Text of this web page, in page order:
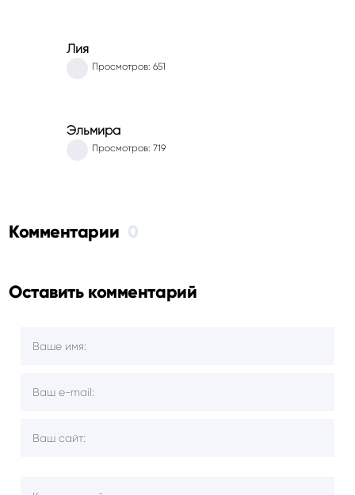
Лия
Просмотров: 651
Эльмира
Просмотров: 719
Комментарии 0
Оставить комментарий